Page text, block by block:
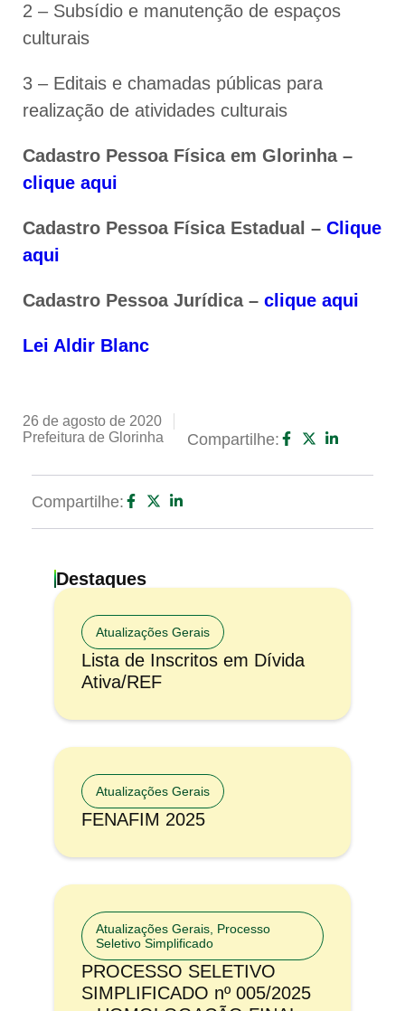
2 – Subsídio e manutenção de espaços
culturais
3 – Editais e chamadas públicas para
realização de atividades culturais
Cadastro Pessoa Física em Glorinha –
clique aqui
Cadastro Pessoa Física Estadual – Clique
aqui
Cadastro Pessoa Jurídica – clique aqui
Lei Aldir Blanc
26 de agosto de 2020
Prefeitura de Glorinha
Compartilhe:
Compartilhe:
Destaques
Atualizações Gerais
Lista de Inscritos em Dívida
Ativa/REF
Atualizações Gerais
FENAFIM 2025
Atualizações Gerais, Processo
Seletivo Simplificado
PROCESSO SELETIVO
SIMPLIFICADO nº 005/2025